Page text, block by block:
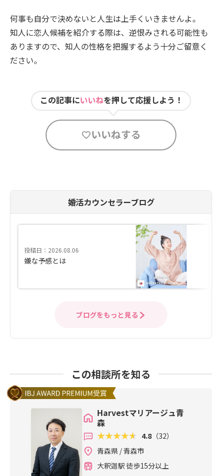
何事も自分で決めないと人生は上手くいきませんよ。
知人に恋人候補を紹介する際は、逆恨みされる可能性も
ありますので、知人の性格を把握するよう十分ご留意く
ださい。
この記事にいいねを押して応援しよう！
いいねする
婚活カウンセラーブログ
投稿日：2026.08.06
嫌な予感とは
ブログをもっと見る
この相談所を知る
Harvestマリアージュ青
森
4.8 （32）
青森県 / 青森市
大釈迦駅 徒歩15分以上